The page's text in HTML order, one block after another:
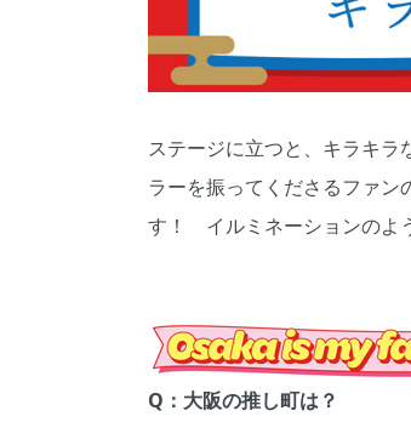
ステージに立つと、キラキラ
ラーを振ってくださるファン
す！ イルミネーションのよ
Q：大阪の推し町は？